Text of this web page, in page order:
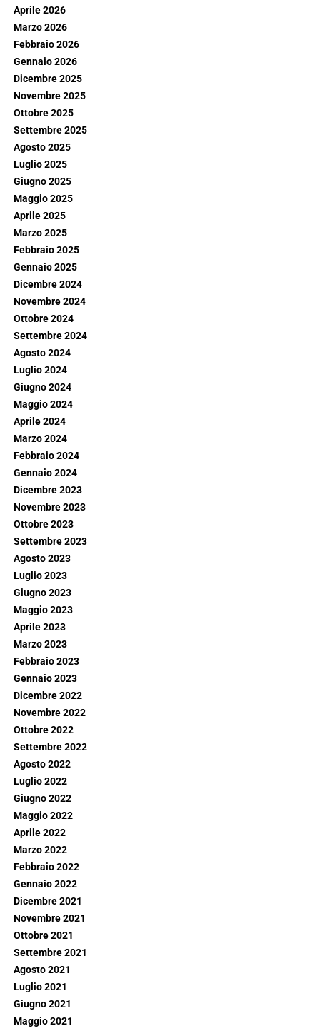
Aprile 2026
Marzo 2026
Febbraio 2026
Gennaio 2026
Dicembre 2025
Novembre 2025
Ottobre 2025
Settembre 2025
Agosto 2025
Luglio 2025
Giugno 2025
Maggio 2025
Aprile 2025
Marzo 2025
Febbraio 2025
Gennaio 2025
Dicembre 2024
Novembre 2024
Ottobre 2024
Settembre 2024
Agosto 2024
Luglio 2024
Giugno 2024
Maggio 2024
Aprile 2024
Marzo 2024
Febbraio 2024
Gennaio 2024
Dicembre 2023
Novembre 2023
Ottobre 2023
Settembre 2023
Agosto 2023
Luglio 2023
Giugno 2023
Maggio 2023
Aprile 2023
Marzo 2023
Febbraio 2023
Gennaio 2023
Dicembre 2022
Novembre 2022
Ottobre 2022
Settembre 2022
Agosto 2022
Luglio 2022
Giugno 2022
Maggio 2022
Aprile 2022
Marzo 2022
Febbraio 2022
Gennaio 2022
Dicembre 2021
Novembre 2021
Ottobre 2021
Settembre 2021
Agosto 2021
Luglio 2021
Giugno 2021
Maggio 2021